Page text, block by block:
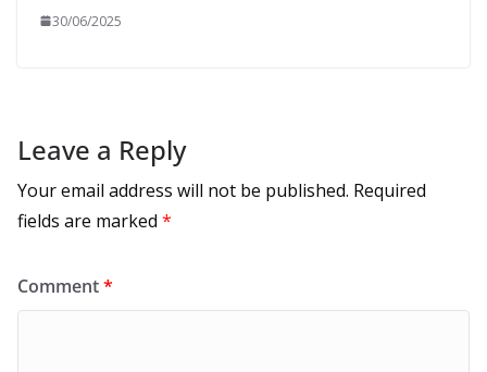
30/06/2025
Leave a Reply
Your email address will not be published. Required
fields are marked *
Comment*